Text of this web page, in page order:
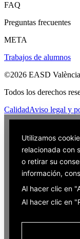
FAQ
Preguntas frecuentes
META
Trabajos de alumnos
©2026 EASD València
Todos los derechos
CalidadAviso legal y
Utilizamos
relacionada con
o retirar su
información,
Al hacer clic en
Al hacer clic en